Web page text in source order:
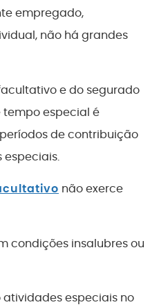
empregado,
não há grandes
e do segurado
tempo especial é
de contribuição
especiais.
não exerce
condições insalubres ou
atividades especiais no